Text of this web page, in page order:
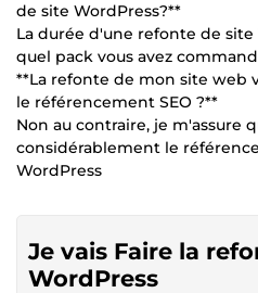
de site WordPress?**
La durée d'une refonte de
quel pack vous avez
**La refonte de mon site web
le référencement SEO ?**
Non au contraire, je m'assure
considérablement le
WordPress
Je vais Faire la
WordPress